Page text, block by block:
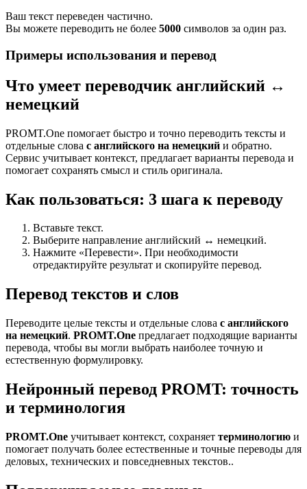
Ваш текст переведен частично.
Вы можете переводить не более 5000 символов за один раз.
Примеры использования и перевод
Что умеет переводчик английский ↔
немецкий
PROMT.One помогает быстро и точно переводить тексты и
отдельные слова с английского на немецкий и обратно.
Сервис учитывает контекст, предлагает варианты перевода и
помогает сохранять смысл и стиль оригинала.
Как пользоваться: 3 шага к переводу
Вставьте текст.
Выберите направление английский ↔ немецкий.
Нажмите «Перевести». При необходимости
отредактируйте результат и скопируйте перевод.
Перевод текстов и слов
Переводите целые тексты и отдельные слова с английского
на немецкий. PROMT.One предлагает подходящие варианты
перевода, чтобы вы могли выбрать наиболее точную и
естественную формулировку.
Нейронный перевод PROMT: точность
и терминология
PROMT.One учитывает контекст, сохраняет терминологию и
помогает получать более естественные и точные переводы для
деловых, технических и повседневных текстов..